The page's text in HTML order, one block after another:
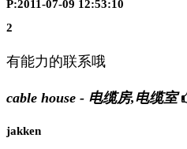
P:2011-07-09 12:53:10
2
有能力的联系哦
cable house - 电缆房,电缆室
jakken